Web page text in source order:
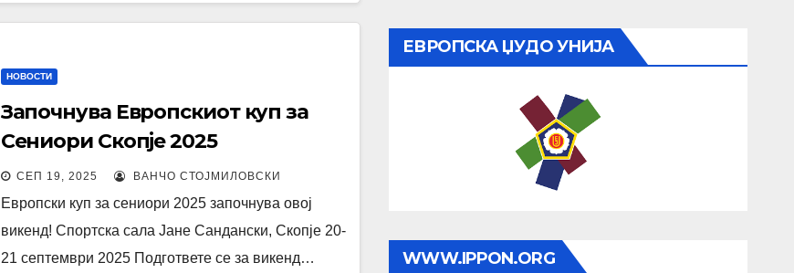
НОВОСТИ
Започнува Европскиот куп за
Сениори Скопје 2025
СЕП 19, 2025 ВАНЧО СТОЈМИЛОВСКИ
Европски куп за сениори 2025 започнува овој
викенд! Спортска сала Јане Сандански, Скопје 20-
21 септември 2025 Подгответе се за викенд…
ЕВРОПСКА ЏУДО УНИЈА
WWW.IPPON.ORG